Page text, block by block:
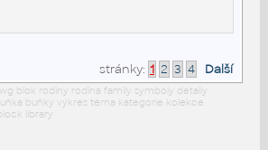
stránky: 1 2 3 4 Další
blok rodiny rodina family symboly detaily
buňky výkres téma kategorie kolekce
library